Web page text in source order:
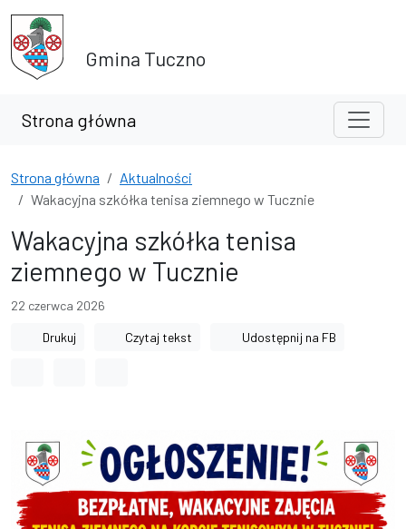
Przejdź do treści
Przejdź do wyszukiwarki
Gmina Tuczno
Strona główna
Strona główna
Aktualności
Wakacyjna szkółka tenisa ziemnego w Tucznie
Wakacyjna szkółka tenisa
ziemnego w Tucznie
22 czerwca 2026
Drukuj Czytaj tekst Udostępnij na FB